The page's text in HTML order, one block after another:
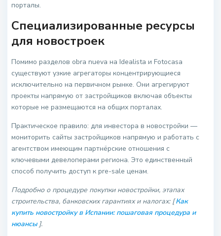
порталы.
Специализированные ресурсы
для новостроек
Помимо разделов obra nueva на Idealista и Fotocasa
существуют узкие агрегаторы концентрирующиеся
исключительно на первичном рынке. Они агрегируют
проекты напрямую от застройщиков включая объекты
которые не размещаются на общих порталах.
Практическое правило: для инвестора в новостройки —
мониторить сайты застройщиков напрямую и работать с
агентством имеющим партнёрские отношения с
ключевыми девелоперами региона. Это единственный
способ получить доступ к pre-sale ценам.
Подробно о процедуре покупки новостройки, этапах
строительства, банковских гарантиях и налогах: [Как
купить новостройку в Испании: пошаговая процедура и
нюансы ].